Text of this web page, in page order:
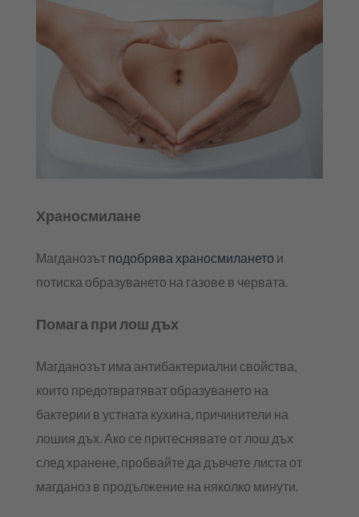
Храносмилане
Магданозът подобрява храносмилането и
потиска образуването на газове в червата.
Помага при лош дъх
Магданозът има антибактериални свойства,
които предотвратяват образуването на
бактерии в устната кухина, причинители на
лошия дъх. Ако се притеснявате от лош дъх
след хранене, пробвайте да дъвчете листа от
магданоз в продължение на няколко минути.